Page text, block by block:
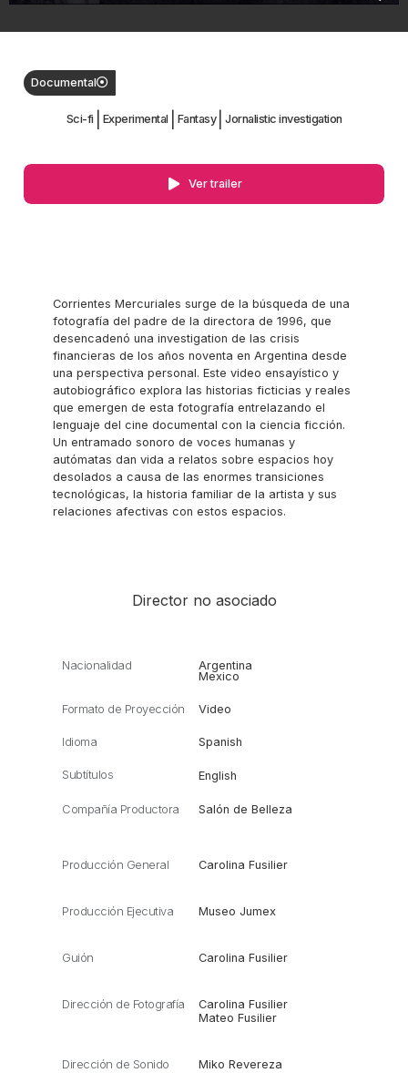
Documental
Sci-fi Experimental Fantasy Jornalistic investigation
Ver trailer
Corrientes Mercuriales surge de la búsqueda de una
fotografía del padre de la directora de 1996, que
desencadenó una investigation de las crisis
financieras de los años noventa en Argentina desde
una perspectiva personal. Este video ensayístico y
autobiográfico explora las historias ficticias y reales
que emergen de esta fotografía entrelazando el
lenguaje del cine documental con la ciencia ficción.
Un entramado sonoro de voces humanas y
autómatas dan vida a relatos sobre espacios hoy
desolados a causa de las enormes transiciones
tecnológicas, la historia familiar de la artista y sus
relaciones afectivas con estos espacios.
Director no asociado
Nacionalidad
Argentina
Mexico
Formato de Proyección Video
Idioma Spanish
Subtítulos English
Compañía Productora Salón de Belleza
Producción General Carolina Fusilier
Producción Ejecutiva Museo Jumex
Guión Carolina Fusilier
Dirección de Fotografía
Carolina Fusilier
Mateo Fusilier
Dirección de Sonido Miko Revereza